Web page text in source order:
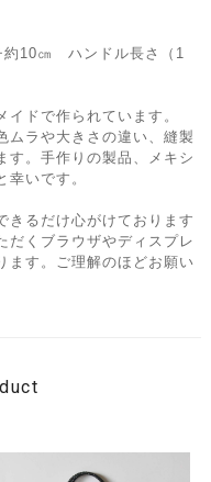
10㎝ ハンドル長さ（1
ドで作られています。
ムラや大きさの違い、縫製
す。手作りの製品、メキシ
幸いです。
きるだけ心がけております
だくブラウザやディスプレ
ます。ご理解のほどお願い